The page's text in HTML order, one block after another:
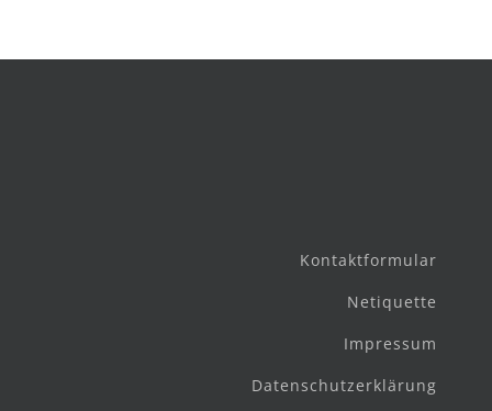
Kontaktformular
Netiquette
Impressum
Datenschutzerklärung